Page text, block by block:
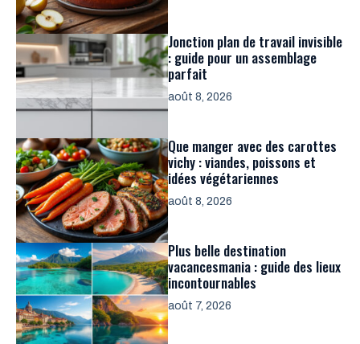
Jonction plan de travail invisible
: guide pour un assemblage
parfait
août 8, 2026
Que manger avec des carottes
vichy : viandes, poissons et
idées végétariennes
août 8, 2026
Plus belle destination
vacancesmania : guide des lieux
incontournables
août 7, 2026